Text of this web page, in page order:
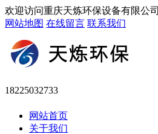
欢迎访问重庆天炼环保设备有限公司
网站地图 在线留言 联系我们
18225032733
网站首页
关于我们